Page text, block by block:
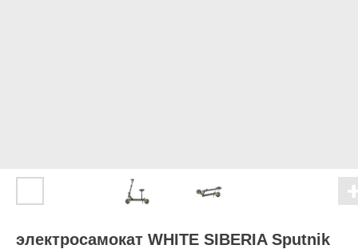
электросамокат WHITE SIBERIA Sputnik